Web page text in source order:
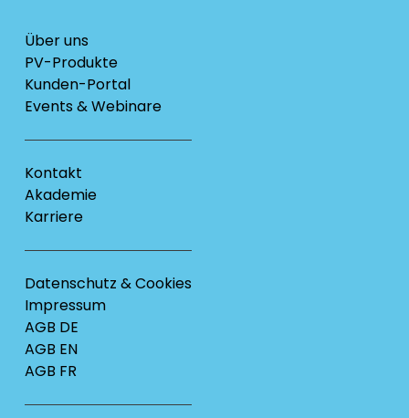
Über uns
PV-Produkte
Kunden-Portal
Events & Webinare
Kontakt
Akademie
Karriere
Datenschutz & Cookies
Impressum
AGB DE
AGB EN
AGB FR